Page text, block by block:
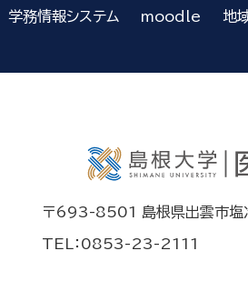
学務情報システム moodle 地
〒693-8501 島根県出雲市塩
TEL：0853-23-2111